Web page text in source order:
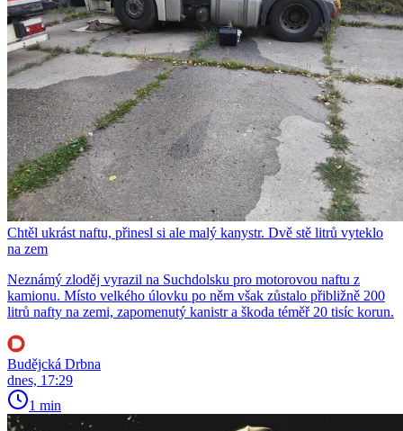
Chtěl ukrást naftu, přinesl si ale malý kanystr. Dvě stě litrů vyteklo
na zem
Neznámý zloděj vyrazil na Suchdolsku pro motorovou naftu z
kamionu. Místo velkého úlovku po něm však zůstalo přibližně 200
litrů nafty na zemi, zapomenutý kanistr a škoda téměř 20 tisíc korun.
Budějcká Drbna
dnes, 17:29
1 min